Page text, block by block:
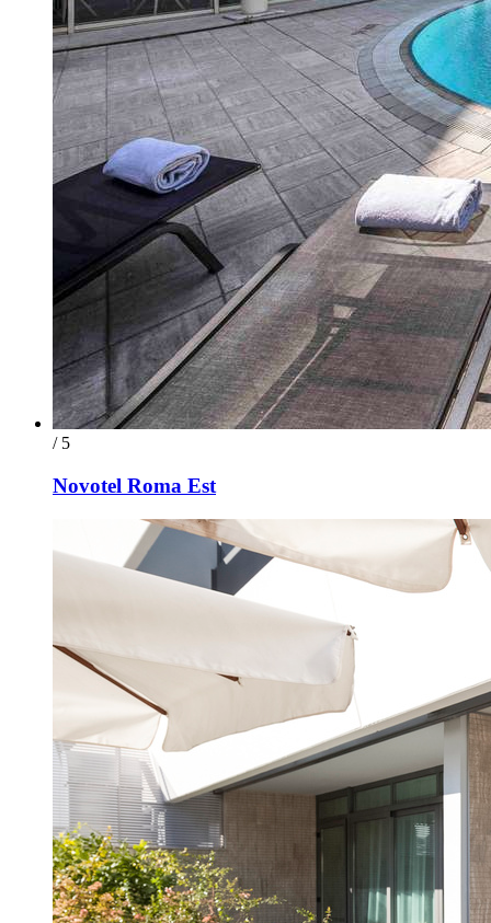
/ 5
Novotel Roma Est